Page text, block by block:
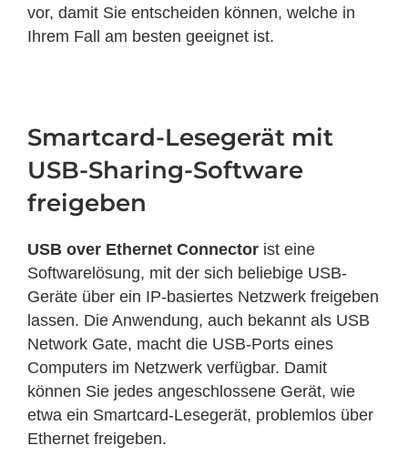
vor, damit Sie entscheiden können, welche in
Ihrem Fall am besten geeignet ist.
Smartcard-Lesegerät mit
USB-Sharing-Software
freigeben
USB over Ethernet Connector ist eine
Softwarelösung, mit der sich beliebige USB-
Geräte über ein IP-basiertes Netzwerk freigeben
lassen. Die Anwendung, auch bekannt als USB
Network Gate, macht die USB-Ports eines
Computers im Netzwerk verfügbar. Damit
können Sie jedes angeschlossene Gerät, wie
etwa ein Smartcard-Lesegerät, problemlos über
Ethernet freigeben.